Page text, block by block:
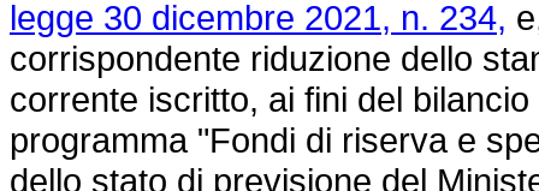
legge 30 dicembre 2021, n. 234,
corrispondente riduzione dello
corrente iscritto, ai fini del
programma "Fondi di riserva e
dello stato di previsione del